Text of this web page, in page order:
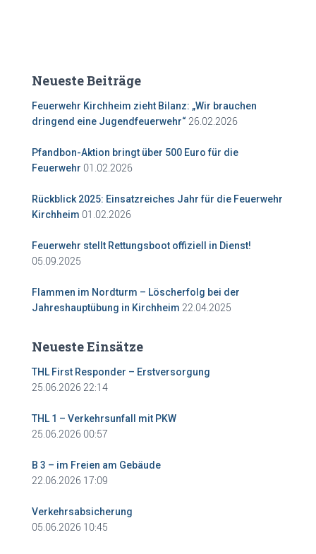
Neueste Beiträge
Feuerwehr Kirchheim zieht Bilanz: „Wir brauchen
dringend eine Jugendfeuerwehr“ 26.02.2026
Pfandbon-Aktion bringt über 500 Euro für die
Feuerwehr 01.02.2026
Rückblick 2025: Einsatzreiches Jahr für die Feuerwehr
Kirchheim 01.02.2026
Feuerwehr stellt Rettungsboot offiziell in Dienst!
05.09.2025
Flammen im Nordturm – Löscherfolg bei der
Jahreshauptübung in Kirchheim 22.04.2025
Neueste Einsätze
THL First Responder – Erstversorgung
25.06.2026 22:14
THL 1 – Verkehrsunfall mit PKW
25.06.2026 00:57
B 3 – im Freien am Gebäude
22.06.2026 17:09
Verkehrsabsicherung
05.06.2026 10:45